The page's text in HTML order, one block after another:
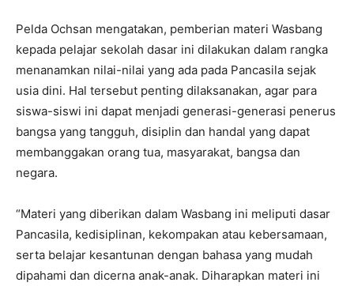
Pelda Ochsan mengatakan, pemberian materi Wasbang
kepada pelajar sekolah dasar ini dilakukan dalam rangka
menanamkan nilai-nilai yang ada pada Pancasila sejak
usia dini. Hal tersebut penting dilaksanakan, agar para
siswa-siswi ini dapat menjadi generasi-generasi penerus
bangsa yang tangguh, disiplin dan handal yang dapat
membanggakan orang tua, masyarakat, bangsa dan
negara.
“Materi yang diberikan dalam Wasbang ini meliputi dasar
Pancasila, kedisiplinan, kekompakan atau kebersamaan,
serta belajar kesantunan dengan bahasa yang mudah
dipahami dan dicerna anak-anak. Diharapkan materi ini